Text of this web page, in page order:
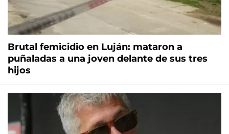
Brutal femicidio en Luján: mataron a
puñaladas a una joven delante de sus tres
hijos